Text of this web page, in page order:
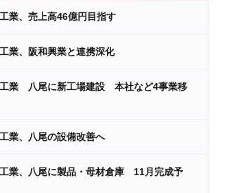
業、売上高46億円目指す
業、阪和興業と連携深化
工業 八尾に新工場建設 本社など4事業移
業、八尾の設備改善へ
業、八尾に製品・母材倉庫 11月完成予